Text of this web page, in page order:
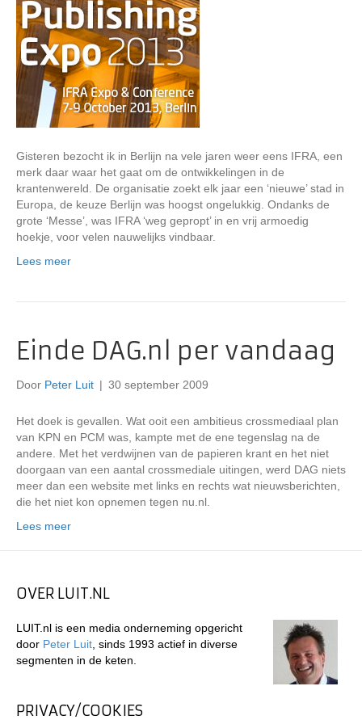
Gisteren bezocht ik in Berlijn na vele jaren weer eens IFRA, een
merk daar waar het gaat om de ontwikkelingen in de
krantenwereld. De organisatie zoekt elk jaar een ‘nieuwe’ stad in
Europa, de keuze Berlijn was hoogst ongelukkig. Ondanks de
grote ‘Messe’, was IFRA ‘weg gepropt’ in en vrij armoedig
hoekje, voor velen nauwelijks vindbaar.
Lees meer
Einde DAG.nl per vandaag
Door Peter Luit | 30 september 2009
Het doek is gevallen. Wat ooit een ambitieus crossmediaal plan
van KPN en PCM was, kampte met de ene tegenslag na de
andere. Met het verdwijnen van de papieren krant en het niet
doorgaan van een aantal crossmediale uitingen, werd DAG niets
meer dan een website met links en rechts wat nieuwsberichten,
die het niet kon opnemen tegen nu.nl.
Lees meer
OVER LUIT.NL
LUIT.nl is een media onderneming opgericht
door Peter Luit , sinds 1993 actief in diverse
segmenten in de keten.
PRIVACY/COOKIES